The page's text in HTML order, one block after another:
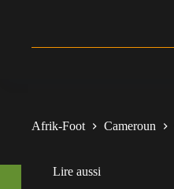
Afrik-Foot Cameroun
Lire aussi